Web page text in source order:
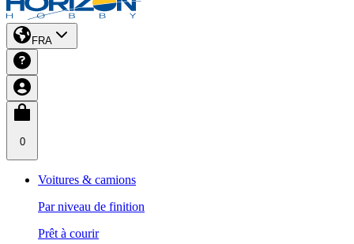
FRA
0
Voitures & camions
Par niveau de finition
Prêt à courir